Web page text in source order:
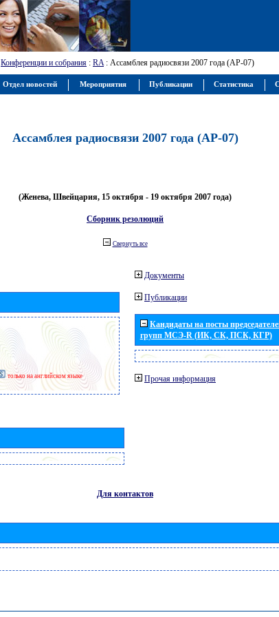
Конференции и собрания : RA: Ассамблея радиосвязи 2007 года (АР-07)
Ассамблея радиосвязи 2007 года (АР-07)
(Женева, Швейцария, 15 октября - 19 октября 2007 года)
Сборник резолюций
Свернуть все
только на английском языке
Документы
Публикации
Кандидаты на посты
групп МСЭ-R (ИК, СК, ПСК, КГР)
Прочая информация
Для контактов
Отдел новостей Мероприятия Публикации Статистика